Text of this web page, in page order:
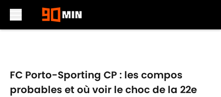
FC Porto-Sporting CP : les compos
probables et où voir le choc de la 22e